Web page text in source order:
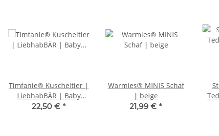
Timfanie® Kuscheltier |
LiebhabBÄR | Baby
Plüschtier 3 in 1 | blau
22,50 € *
Warmies® MINIS Schaf
| beige
21,99 € *